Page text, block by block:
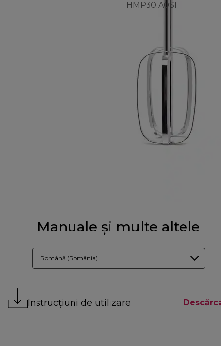
HMP30.A0SI
Manuale și multe altele
Română (România)
Instrucțiuni de utilizare